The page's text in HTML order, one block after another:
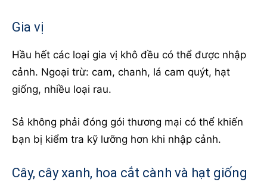
Gia vị
Hầu hết các loại gia vị khô đều có thể được nhập
cảnh. Ngoại trừ: cam, chanh, lá cam quýt, hạt
giống, nhiều loại rau.
Sả không phải đóng gói thương mại có thể khiến
bạn bị kiểm tra kỹ lưỡng hơn khi nhập cảnh.
Cây, cây xanh, hoa cắt cành và hạt giống